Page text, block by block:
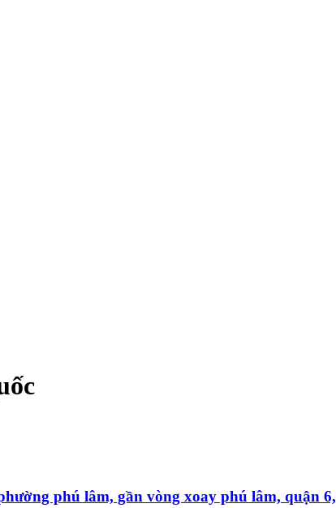
phú lâm, gần vòng xoay phú lâm, quận 6,